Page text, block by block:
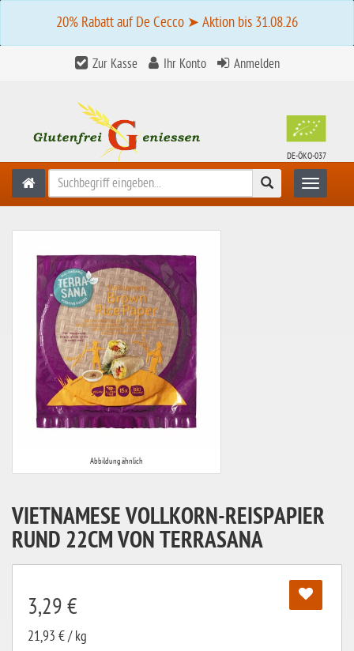
20% Rabatt auf De Cecco ➤ Aktion bis 31.08.26
Zur Kasse Ihr Konto Anmelden
DE-ÖKO-037
Suchen Toggle
Abbildung ähnlich
VIETNAMESE VOLLKORN-REISPAPIER
RUND 22CM VON TERRASANA
3,29 €
21,93 € / kg